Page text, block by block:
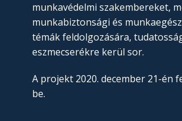
munkavédelmi szakembereket,
munkabiztonsági és
témák feldolgozására,
eszmecserékre kerül sor.
A projekt 2020. december 21-én
be.